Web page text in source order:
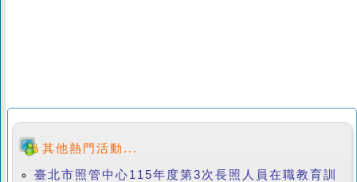
其他熱門活動...
臺北市照管中心115年度第3次長照人員在職教育訓